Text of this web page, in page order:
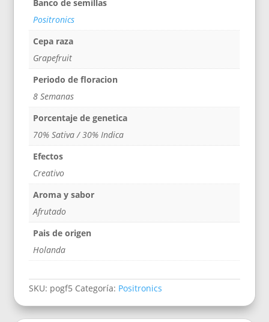
Banco de semillas
Positronics
Cepa raza
Grapefruit
Periodo de floracion
8 Semanas
Porcentaje de genetica
70% Sativa / 30% Indica
Efectos
Creativo
Aroma y sabor
Afrutado
Pais de origen
Holanda
SKU: pogf5 Categoría: Positronics